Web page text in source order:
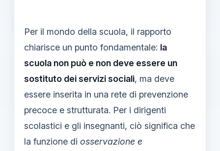
Per il mondo della scuola, il rapporto
chiarisce un punto fondamentale: la
scuola non può e non deve essere un
sostituto dei servizi sociali, ma deve
essere inserita in una rete di prevenzione
precoce e strutturata. Per i dirigenti
scolastici e gli insegnanti, ciò significa che
la funzione di osservazione e